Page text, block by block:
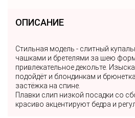
ОПИСАНИЕ
Стильная модель - слитный
чашками и бретелями за шею
привлекательное декольте.
подойдёт и блондинкам и
застёжка на спине.
Плавки слип низкой посадки со
красиво акцентируют бедра и